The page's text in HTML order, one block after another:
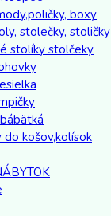
boxy
stolečky, stoličky
stolíky stolčeky
do košov,kolísok